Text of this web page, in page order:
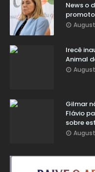
News o
Irecê
Animal
Gilmar
Flávio
sobre